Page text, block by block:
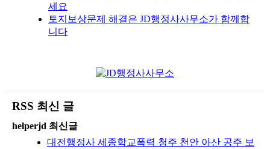
세요
토지보상문제 해결은 JD행정사사무소가 함께합
니다
RSS 최신 글
helperjd 최신글
대전행정사 세종학교폭력 청주 천안 아산 공주 보